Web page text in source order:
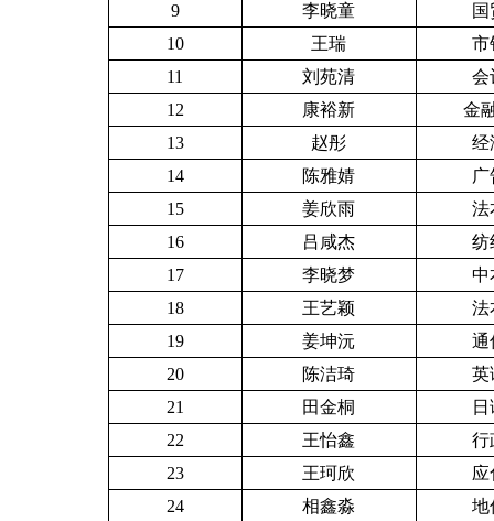
9
李晓童
国
10
王瑞
市
11
刘苑清
会
12
康裕新
金
13
赵彤
经
14
陈雅婧
广
15
姜欣雨
法
16
吕咸杰
纺
17
李晓梦
中
18
王艺颖
法
19
姜坤沅
通
20
陈洁琦
英
21
田金桐
22
王怡鑫
行
23
王珂欣
应
24
相鑫淼
地